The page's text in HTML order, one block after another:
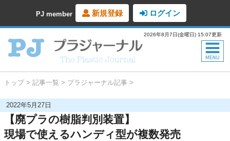
PJ member 新規登録 ログイン
2026年8月7日(金曜日) 15:07更新
トップ 記事一覧 プラジャーナル記事
2022年5月27日
【廃プラの樹脂判別装置】
現場で使えるハンディ型が複数発売